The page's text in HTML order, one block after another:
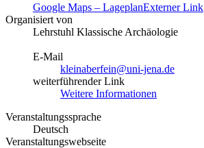
Google Maps – LageplanExterner Link
Organisiert von
Lehrstuhl Klassische Archäologie
E-Mail
kleinaberfein@uni-jena.de
weiterführender Link
Weitere Informationen
Veranstaltungssprache
Deutsch
Veranstaltungswebseite